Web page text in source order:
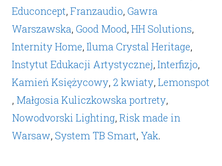
Educoncept, Franzaudio, Gawra
Warszawska, Good Mood, HH Solutions,
Internity Home, Iluma Crystal Heritage,
Instytut Edukacji Artystycznej, Interfizjo,
Kamień Księżycowy, 2 kwiaty, Lemonspot
, Małgosia Kuliczkowska portrety,
Nowodvorski Lighting, Risk made in
Warsaw, System TB Smart, Yak.